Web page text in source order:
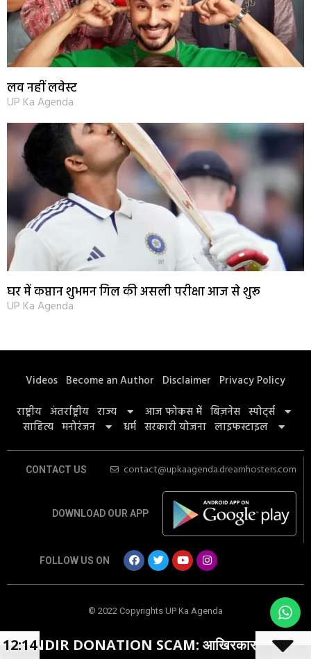
लव नहीं लवेस्ट
UP Ka Agenda
घर में कप्तान शुभमन गिल की असली परीक्षा आज से शुरू
UP Ka Agenda
Videos Become an Author Disclaimer Privacy Policy
राष्ट्रीय अंतर्राष्ट्रीय राज्य आज फोकस में बिज़नेस स्पोर्ट्स
साहित्य मनोरंजन धर्म सरकारी योजना लाइफस्टाइल
CONTACT US contact@upkaagenda.dreamhosters.com
DOWNLOAD OUR APP
FOLLOW US ON
© 2022 Copyrights UP Ka Agenda
DONATION SCAM: आखिरकार मुकदमा हुआ दर्ज
12:14